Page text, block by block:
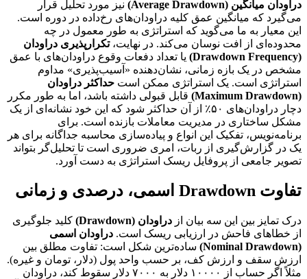
دراودان میانگین (Average Drawdown)
نیز مورد تحلیل قرار
می‌گیرد که میانگین عمق کلیه دراودان‌های رخ‌داده در دوره است.
این معیار به ما می‌گوید که استراتژی به طور معمول در چه
محدوده‌ای از افت نوسان می‌کند. در نهایت،تکرارپذیری دراودان
(Drawdown Frequency)
یا تعداد دفعات وقوع دراودان‌های با عمق
مشخص در یک بازه زمانی، نشان‌دهنده «آسیب‌پذیری» مداوم
استراتژی است. یک استراتژی ممکن است حداکثر دراودان
(Maximum Drawdown)
قابل قبولی داشته باشد، اما به طور مکرر
دچار دراودان‌های ۵۰٪ از آن حداکثر شود که این خود نشانه‌ای از یک
مشکل ساختاری در مدیریت معاملات بازنده است. برای
برنامه‌نویس، تفکیک این انواع و پیاده‌سازی محاسبه جداگانه برای هر
یک در گزارش‌گیری از ربات، امری ضروری است تا تحلیل‌گر بتواند
تصویر جامعی از پروفایل ریسک استراتژی به دست آورد.
تفاوت Drawdown اسمی، درصدی و زمانی
درک تمایز بین این سه بیان از دراودان (Drawdown)
کلید جلوگیری
از خطاهای فاحش در ارزیابی ریسک است. دراودان اسمی
(Nominal Drawdown)
ساده‌ترین شکل است: تفاوت مطلق بین
ارزش سقف و ارزش کف، بر حسب واحد پول (دلار، تومان و غیره).
مثلاً اگر حساب از ۱۰۰۰۰ دلار به ۷۰۰۰ دلار سقوط کند، دراودان